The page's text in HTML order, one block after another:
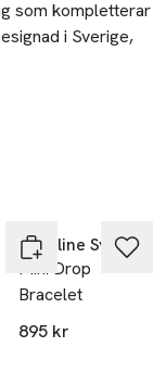
som kompletterar
i Sverige,
Caroline Svedbom
Mini Drop
Bracelet
895 kr